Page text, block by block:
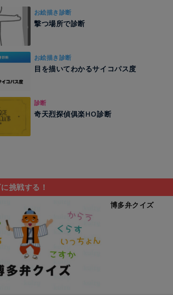
お絵描き診断
撃つ場所で診断
お絵描き診断
目を描いてわかるサイコパス度
診断
奇天烈探偵俱楽HO診断
挑戦する！
博多弁クイズ